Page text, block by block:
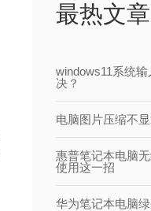
最热文章
windows11系统
决？
电脑图片压缩不
惠普笔记本电脑
使用这一招
华为笔记本电脑